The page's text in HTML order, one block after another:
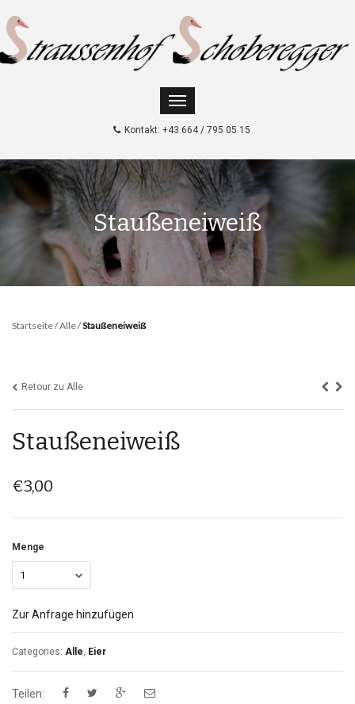
Kontakt: +43 664 / 795 05 15
Staußeneiweiß
Startseite/Alle/Staußeneiweiß
Retour zu Alle
Staußeneiweiß
€3,00
Menge
1
Zur Anfrage hinzufügen
Categories: Alle, Eier
Teilen: